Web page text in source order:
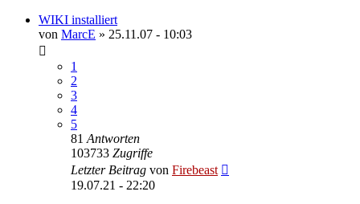
WIKI installiert
von MarcE » 25.11.07 - 10:03
1
2
3
4
5
81 Antworten
103733 Zugriffe
Letzter Beitrag von Firebeast
19.07.21 - 22:20